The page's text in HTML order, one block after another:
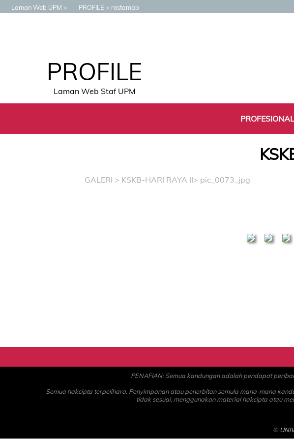
Laman Web UPM PROFILE rostamab
PROFILE
Laman Web Staf UPM
PROFESIONAL
GALERI > KSKB-HARI RAYA II> pic_0073_jpg
PENAFIAN: Semua kandungan adalah pendapat
Semua hakcipta terpelihara. Penyimpanan atau penerbitan semula mana-mana
tidak sesuai, menggunakan material hakcipta atau
©